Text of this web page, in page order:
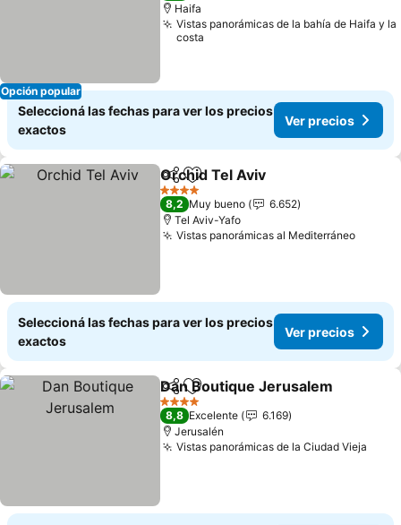
Opción popular
Haifa
Vistas panorámicas de la bahía de Haifa y la
costa
Seleccioná las fechas para ver los precios
exactos
Ver precios
CompartirAñadir a favoritos
Orchid Tel Aviv
4 Estrellas
8,2 Muy bueno
6.652
Tel Aviv-Yafo
Vistas panorámicas al Mediterráneo
Seleccioná las fechas para ver los precios
exactos
Ver precios
CompartirAñadir a favoritos
Dan Boutique Jerusalem
4 Estrellas
8,8 Excelente
6.169
Jerusalén
Vistas panorámicas de la Ciudad Vieja